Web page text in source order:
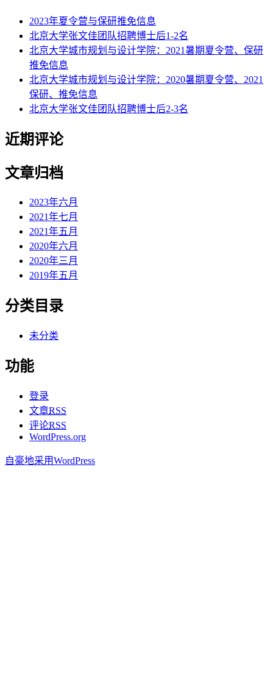
2023年夏令营与保研推免信息
北京大学张文佳团队招聘博士后1-2名
北京大学城市规划与设计学院：2021暑期夏令营、保研
推免信息
北京大学城市规划与设计学院：2020暑期夏令营、2021
保研、推免信息
北京大学张文佳团队招聘博士后2-3名
近期评论
文章归档
2023年六月
2021年七月
2021年五月
2020年六月
2020年三月
2019年五月
分类目录
未分类
功能
登录
文章RSS
评论RSS
WordPress.org
自豪地采用WordPress